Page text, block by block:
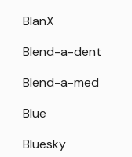
BlanX
Blend-a-dent
Blend-a-med
Blue
Bluesky